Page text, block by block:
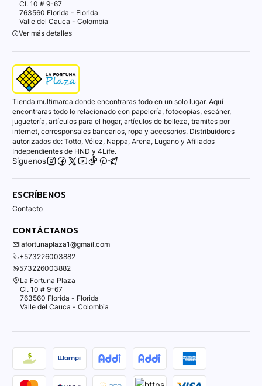
Cl. 10 # 9-67
763560 Florida - Florida
Valle del Cauca - Colombia
Ver más detalles
Tienda multimarca donde encontraras todo en un solo lugar. Aquí
encontraras todo lo relacionado con papelería, fotocopias, escáner,
juguetería, artículos para el hogar, artículos de belleza, tramites por
internet, corresponsales bancarios, ropa y accesorios. Distribuidores
autorizados de: Totto, Vélez, Nappa, Arena, Lugano y Afiliados
Independientes de HND y 4Life.
Síguenos
ESCRÍBENOS
Contacto
CONTÁCTANOS
lafortunaplaza1@gmail.com
+573226003882
573226003882
La Fortuna Plaza
Cl. 10 # 9-67
763560 Florida - Florida
Valle del Cauca - Colombia